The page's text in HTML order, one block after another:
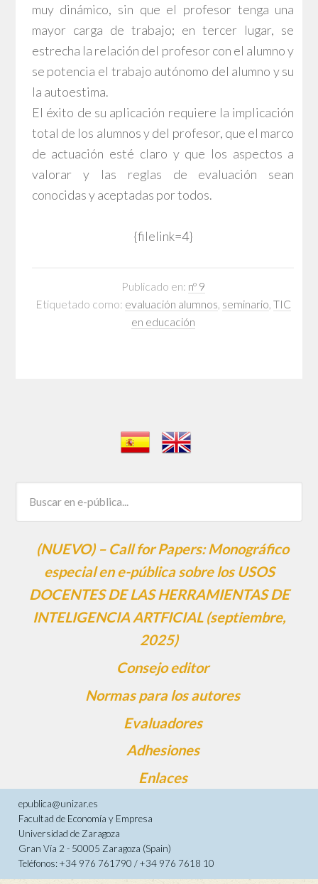
muy dinámico, sin que el profesor tenga una
mayor carga de trabajo; en tercer lugar, se
estrecha la relación del profesor con el alumno y
se potencia el trabajo autónomo del alumno y su
la autoestima.
El éxito de su aplicación requiere la implicación
total de los alumnos y del profesor, que el marco
de actuación esté claro y que los aspectos a
valorar y las reglas de evaluación sean
conocidas y aceptadas por todos.
{filelink=4}
Publicado en: nº 9
Etiquetado como: evaluación alumnos seminario TIC
en educación
(NUEVO) – Call for Papers: Monográfico
especial en e-pública sobre los USOS
DOCENTES DE LAS HERRAMIENTAS DE
INTELIGENCIA ARTFICIAL (septiembre,
2025)
Consejo editor
Normas para los autores
Evaluadores
Adhesiones
Enlaces
epublica@unizar.es
Facultad de Economía y Empresa
Universidad de Zaragoza
Gran Vía 2 - 50005 Zaragoza (Spain)
Teléfonos: +34 976 761790 / +34 976 7618 10